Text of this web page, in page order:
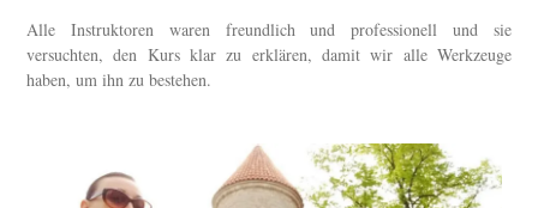
Alle Instruktoren waren freundlich und professionell und sie
versuchten, den Kurs klar zu erklären, damit wir alle Werkzeuge
haben, um ihn zu bestehen.